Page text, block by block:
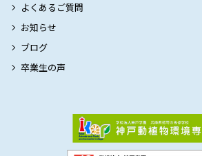
よくあるご質問
お知らせ
ブログ
卒業生の声